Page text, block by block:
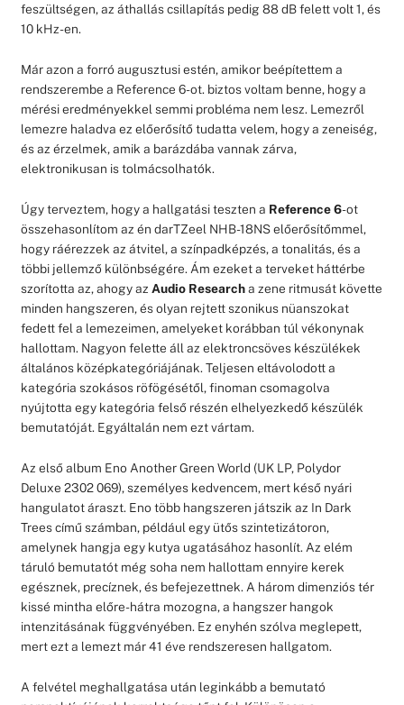
feszültségen, az áthallás csillapítás pedig 88 dB felett volt 1, és
10 kHz-en.
Már azon a forró augusztusi estén, amikor beépítettem a
rendszerembe a Reference 6-ot. biztos voltam benne, hogy a
mérési eredményekkel semmi probléma nem lesz. Lemezről
lemezre haladva ez előerősítő tudatta velem, hogy a zeneiség,
és az érzelmek, amik a barázdába vannak zárva,
elektronikusan is tolmácsolhatók.
Úgy terveztem, hogy a hallgatási teszten a Reference 6-ot
összehasonlítom az én darTZeel NHB-18NS előerősítőmmel,
hogy ráérezzek az átvitel, a színpadképzés, a tonalitás, és a
többi jellemző különbségére. Ám ezeket a terveket háttérbe
szorította az, ahogy az Audio Researcha zene ritmusát követte
minden hangszeren, és olyan rejtett szonikus nüanszokat
fedett fel a lemezeimen, amelyeket korábban túl vékonynak
hallottam. Nagyon felette áll az elektroncsöves készülékek
általános középkategóriájának. Teljesen eltávolodott a
kategória szokásos röfögésétől, finoman csomagolva
nyújtotta egy kategória felső részén elhelyezkedő készülék
bemutatóját. Egyáltalán nem ezt vártam.
Az első album Eno Another Green World (UK LP, Polydor
Deluxe 2302 069), személyes kedvencem, mert késő nyári
hangulatot áraszt. Eno több hangszeren játszik az In Dark
Trees című számban, például egy ütős szintetizátoron,
amelynek hangja egy kutya ugatásához hasonlít. Az elém
táruló bemutatót még soha nem hallottam ennyire kerek
egésznek, precíznek, és befejezettnek. A három dimenziós tér
kissé mintha előre-hátra mozogna, a hangszer hangok
intenzitásának függvényében. Ez enyhén szólva meglepett,
mert ezt a lemezt már 41 éve rendszeresen hallgatom.
A felvétel meghallgatása után leginkább a bemutató